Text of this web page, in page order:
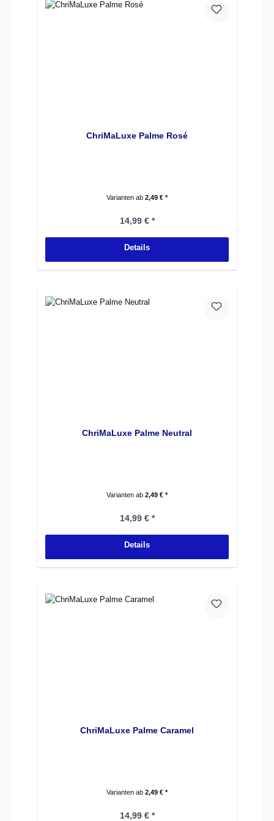
ChriMaLuxe Palme Rosé
Varianten ab 2,49 € *
Regulärer Preis:
14,99 € *
Details
ChriMaLuxe Palme Neutral
Varianten ab 2,49 € *
Regulärer Preis:
14,99 € *
Details
ChriMaLuxe Palme Caramel
Varianten ab 2,49 € *
Regulärer Preis:
14,99 € *